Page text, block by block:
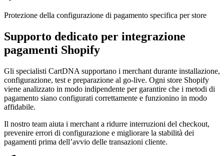
Protezione della configurazione di pagamento specifica per store
Supporto dedicato per integrazione
pagamenti Shopify
Gli specialisti CartDNA supportano i merchant durante installazione,
configurazione, test e preparazione al go-live. Ogni store Shopify
viene analizzato in modo indipendente per garantire che i metodi di
pagamento siano configurati correttamente e funzionino in modo
affidabile.
Il nostro team aiuta i merchant a ridurre interruzioni del checkout,
prevenire errori di configurazione e migliorare la stabilità dei
pagamenti prima dell’avvio delle transazioni cliente.